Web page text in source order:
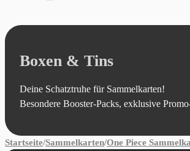
Boxen & Tins
Deine Schatztruhe für Sammelkarten!
Besondere Booster-Packs, exklusive
Startseite/Sammelkarten/One Piece